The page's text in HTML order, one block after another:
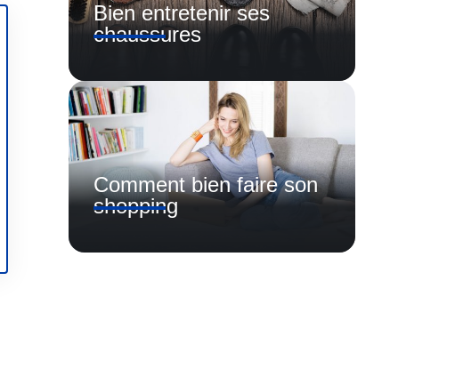
Bien entretenir ses
chaussures
Comment bien faire son
shopping